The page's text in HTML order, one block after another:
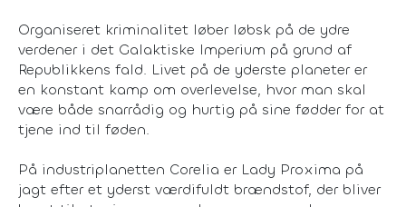
Organiseret kriminalitet løber løbsk på de ydre
verdener i det Galaktiske Imperium på grund af
Republikkens fald. Livet på de yderste planeter er
en konstant kamp om overlevelse, hvor man skal
være både snarrådig og hurtig på sine fødder for at
tjene ind til føden.
På industriplanetten Corelia er Lady Proxima på
jagt efter et yderst værdifuldt brændstof, der bliver